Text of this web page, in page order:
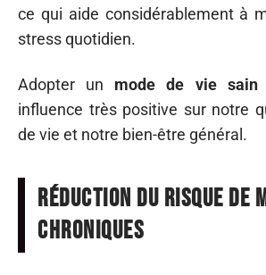
ce qui aide considérablement à
stress quotidien.
Adopter un mode de vie sain
influence très positive sur notre
de vie et notre bien-être général.
Réduction du risque de
chroniques